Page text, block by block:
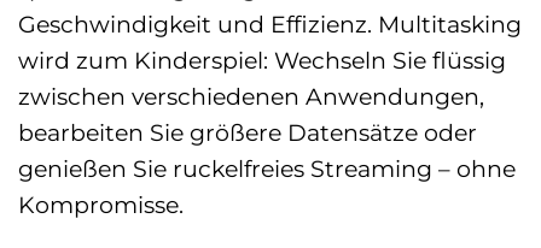
Geschwindigkeit und Effizienz. Multitasking
wird zum Kinderspiel: Wechseln Sie flüssig
zwischen verschiedenen Anwendungen,
bearbeiten Sie größere Datensätze oder
genießen Sie ruckelfreies Streaming – ohne
Kompromisse.